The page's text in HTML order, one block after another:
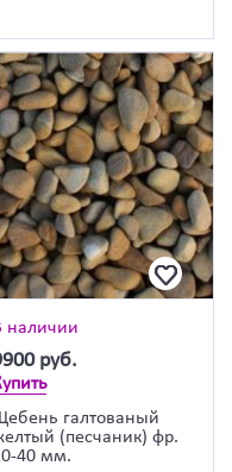
наличии
руб.
галтованый
(песчаник) фр.
40 мм.